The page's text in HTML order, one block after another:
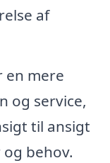
af
en mere
og service,
til ansigt
behov.